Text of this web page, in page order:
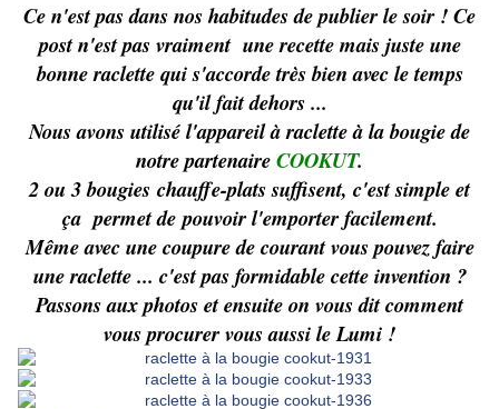
Ce n'est pas dans nos habitudes de publier le soir ! Ce
post n'est pas vraiment une recette mais juste une
bonne raclette qui s'accorde très bien avec le temps
qu'il fait dehors ...
Nous avons utilisé l'appareil à raclette à la bougie de
notre partenaireCOOKUT.
2 ou 3 bougies chauffe-plats suffisent, c'est simple et
ça permet de pouvoir l'emporter facilement.
Même avec une coupure de courant vous pouvez faire
une raclette ... c'est pas formidable cette invention ?
Passons aux photos et ensuite on vous dit comment
vous procurer vous aussi le Lumi !